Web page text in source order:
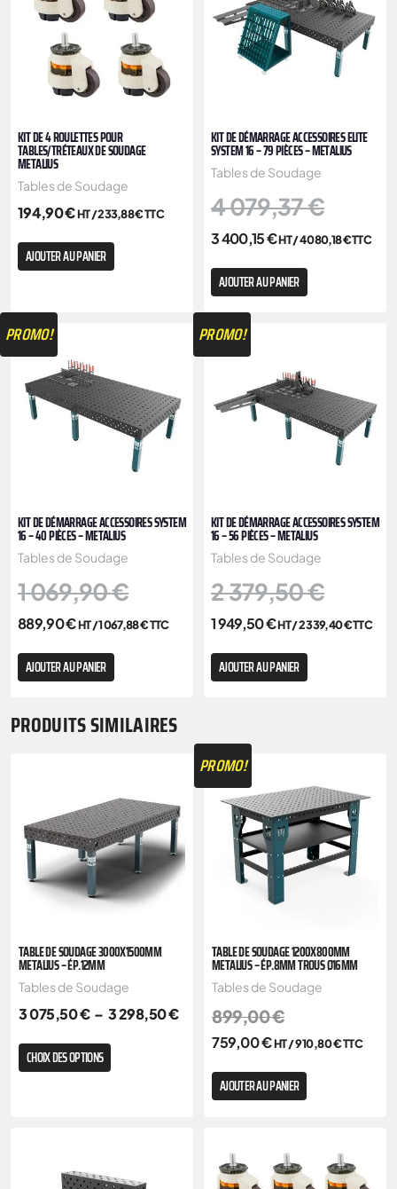
KIT DE 4 ROULETTES POUR
TABLES/TRÉTEAUX DE SOUDAGE
METALIUS
Tables de Soudage
194,90€HT /233,88€TTC
AJOUTER AU PANIER
KIT DE DÉMARRAGE ACCESSOIRES ELITE
SYSTEM 16 – 79 PIÈCES – METALIUS
Tables de Soudage
4 079,37€
3 400,15€HT /4 080,18€TTC
AJOUTER AU PANIER
PROMO!
KIT DE DÉMARRAGE ACCESSOIRES SYSTEM
16 – 40 PIÈCES – METALIUS
Tables de Soudage
1 069,90€
889,90€HT /1 067,88€TTC
AJOUTER AU PANIER
PROMO!
KIT DE DÉMARRAGE ACCESSOIRES SYSTEM
16 – 56 PIÈCES – METALIUS
Tables de Soudage
2 379,50€
1 949,50€HT /2 339,40€TTC
AJOUTER AU PANIER
PRODUITS SIMILAIRES
TABLE DE SOUDAGE 3000X1500MM
METALIUS – ÉP.12MM
Tables de Soudage
3 075,50€ – 3 298,50€
CHOIX DES OPTIONS
PROMO!
TABLE DE SOUDAGE 1200X800MM
METALIUS – ÉP.8MM TROUS Ø16MM
Tables de Soudage
899,00€
759,00€HT /910,80€TTC
AJOUTER AU PANIER